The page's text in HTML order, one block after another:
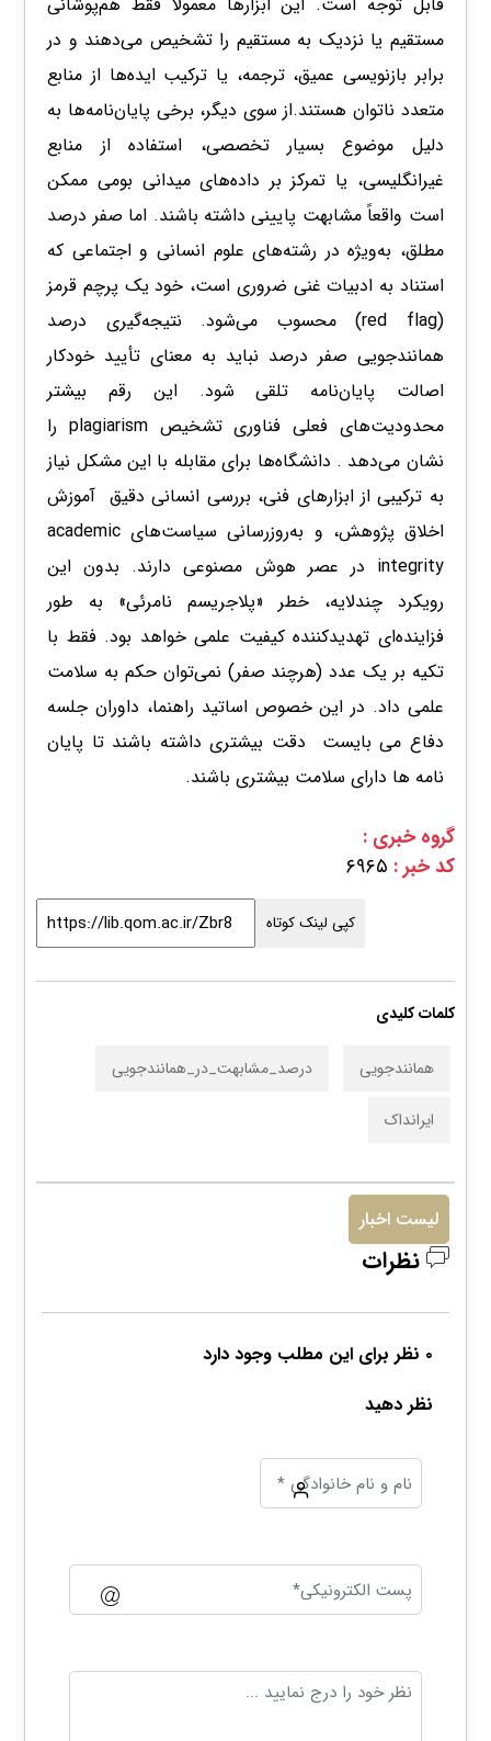
مستقیم یا نزدیک به مستقیم را تشخیص می‌دهند و در
برابر بازنویسی عمیق، ترجمه، یا ترکیب ایده‌ها از منابع
متعدد ناتوان هستند.از سوی دیگر، برخی پایان‌نامه‌ها به
دلیل موضوع بسیار تخصصی، استفاده از منابع
غیرانگلیسی، یا تمرکز بر داده‌های میدانی بومی ممکن
است واقعاً مشابهت پایینی داشته باشند. اما صفر درصد
مطلق، به‌ویژه در رشته‌های علوم انسانی و اجتماعی که
استناد به ادبیات غنی ضروری است، خود یک پرچم قرمز
(red flag) محسوب می‌شود. نتیجه‌گیری درصد
همانندجویی صفر درصد نباید به معنای تأیید خودکار
اصالت پایان‌نامه تلقی شود. این رقم بیشتر
محدودیت‌های فعلی فناوری تشخیص plagiarism را
نشان می‌دهد . دانشگاه‌ها برای مقابله با این مشکل نیاز
به ترکیبی از ابزارهای فنی، بررسی انسانی دقیق آموزش
اخلاق پژوهش، و به‌روزرسانی سیاست‌های academic
integrity در عصر هوش مصنوعی دارند. بدون این
رویکرد چندلایه، خطر «پلاجریسم نامرئی» به طور
فزاینده‌ای تهدیدکننده کیفیت علمی خواهد بود. فقط با
تکیه بر یک عدد (هرچند صفر) نمی‌توان حکم به سلامت
علمی داد. در این خصوص اساتید راهنما، داوران جلسه
دفاع می بایست دقت بیشتری داشته باشند تا پایان
نامه ها دارای سلامت بیشتری باشند.
گروه خبری :
کد خبر : ۶۹۶۵
کپی لینک کوتاه
کلمات کلیدی
همانندجویی درصد_مشابهت_در_همانندجویی
ایرانداک
لیست اخبار
نظرات
۰ نظر برای این مطلب وجود دارد
نظر دهید